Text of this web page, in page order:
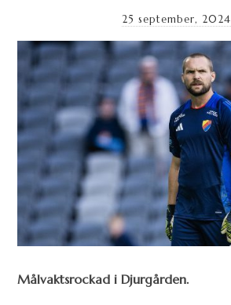
25 september, 2024
Målvaktsrockad i Djurgården.